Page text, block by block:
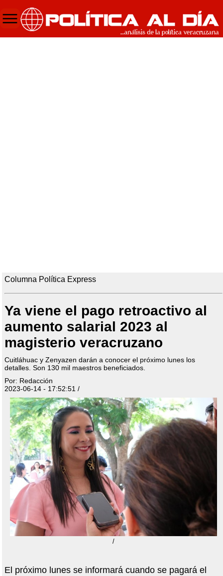
Columna Política Express
Ya viene el pago retroactivo al
aumento salarial 2023 al
magisterio veracruzano
Cuitláhuac y Zenyazen darán a conocer el próximo lunes los
detalles. Son 130 mil maestros beneficiados.
Por: Redacción
2023-06-14 - 17:52:51 /
/
El próximo lunes se informará cuando se pagará el